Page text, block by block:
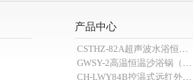
产品中心
CSTHZ-82A超声波水浴恒温小优视频老版本
GWSY-2高温恒温沙浴锅（600℃）
CH-LWY84B控温式远红外消煮炉